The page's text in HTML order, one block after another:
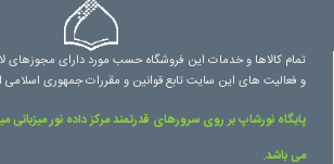
تمام کالاها و خدمات این فروشگاه حسب مورد دارای مجوزهای
و فعالیت های این سایت تابع قوانین و مقررات جمهوری اسلامی
پایگاه نورشاپ بر روی سرورهای قدرتمند مرکز داده نور میزبانی
می باشد.